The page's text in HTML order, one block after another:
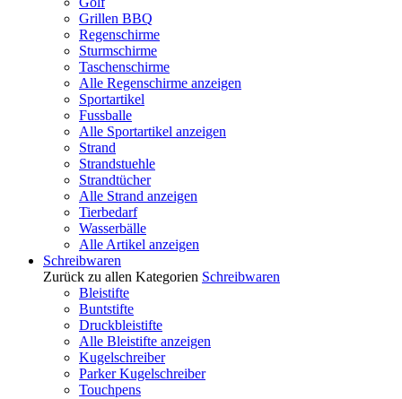
Grillen BBQ
Regenschirme
Sturmschirme
Taschenschirme
Alle Regenschirme anzeigen
Sportartikel
Fussballe
Alle Sportartikel anzeigen
Strand
Strandstuehle
Strandtücher
Alle Strand anzeigen
Tierbedarf
Wasserbälle
Alle Artikel anzeigen
Schreibwaren
Zurück zu allen Kategorien Schreibwaren
Bleistifte
Buntstifte
Druckbleistifte
Alle Bleistifte anzeigen
Kugelschreiber
Parker Kugelschreiber
Touchpens